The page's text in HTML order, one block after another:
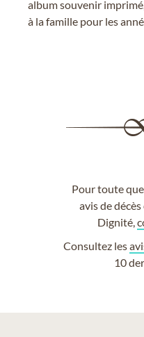
album souvenir
à la famille pour les
Pour toute
avis de
Dignité,
Consultez les
10